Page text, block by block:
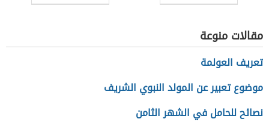
توب Lenovo
مقالات منوعة
تعريف العولمة
موضوع تعبير عن المولد النبوي الشريف
نصائح للحامل في الشهر الثامن